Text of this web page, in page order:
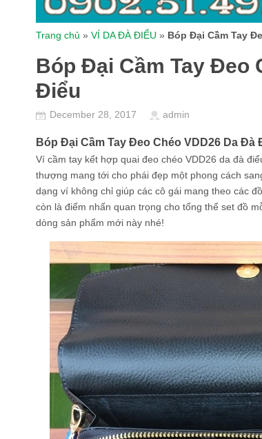
Trang chủ » VÍ DA ĐÀ ĐIỂU » Bóp Đại Cầm Tay
Bóp Đại Cầm Tay Đeo
Điểu
December 28, 2017 admin
Bóp Đại Cầm Tay Đeo Chéo VDD26 Da Đà
Ví cầm tay kết hợp quai đeo chéo VDD26 da đà
thượng mang tới cho phái đẹp một phong cách
dạng ví không chỉ giúp các cô gái mang theo các
còn là điểm nhấn quan trọng cho tổng thể set đồ
dòng sản phẩm mới này nhé!